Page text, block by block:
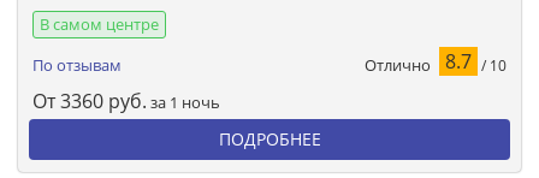
В самом центре
По отзывам
Отлично 8.7 / 10
От3360 руб. за 1 ночь
ПОДРОБНЕЕ